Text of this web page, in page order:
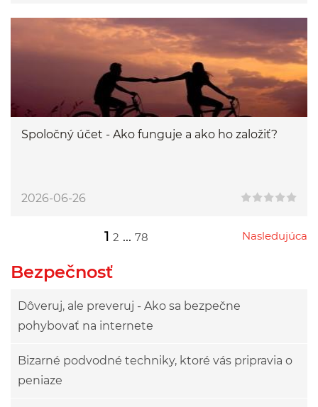
Spoločný účet - Ako funguje a ako ho založiť?
2026-06-26
1 2 ... 78 Nasledujúca
Przejdź do następnej strony
Bezpečnosť
Dôveruj, ale preveruj - Ako sa bezpečne
pohybovať na internete
Bizarné podvodné techniky, ktoré vás pripravia o
peniaze